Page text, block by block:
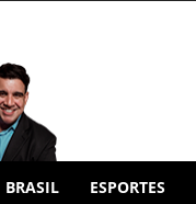
BRASIL ESPORTES